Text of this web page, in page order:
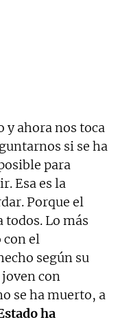
y ahora nos toca
si se ha
para
Esa es la
Porque el
todos. Lo más
con el
según su
con
se ha muerto, a
ha